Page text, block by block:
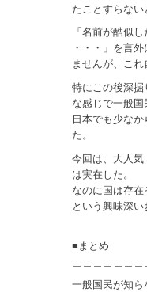
たことすらない
「名前が酷似
・・・」を言
ませんが、これ
特にこの後深
な感じで一般
日本でも少な
た。
今回は、大人気
は実在した。
なのに国は存在
という興味深い
■まとめ
一般国民が知ら